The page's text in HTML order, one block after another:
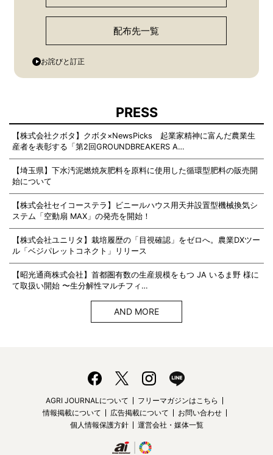
配布先一覧
お詫びと訂正
PRESS
【株式会社クボタ】クボタ×NewsPicks 起業家精神に富んだ農業生
産者を表彰する「第2回GROUNDBREAKERS A…
【埼玉県】下水汚泥燃焼灰肥料を原料に使用した循環型肥料の販売開
始について
【株式会社セイコーステラ】ビニールハウス用天井設置型機械換気シ
ステム「空動扇 MAX」の発売を開始！
【株式会社ユニリタ】栽培履歴の「目視確認」をゼロへ。農業DXツー
ル「ベジパレットコネクト」リリース
【昭光通商株式会社】首都圏有数の生産規模をもつ JA いるま野 様に
て取扱い開始 〜生分解性マルチフィ…
AND MORE
AGRI JOURNALについて
フリーマガジンはこちら
情報掲載について
広告掲載について
お問い合わせ
個人情報保護方針
運営会社・媒体一覧